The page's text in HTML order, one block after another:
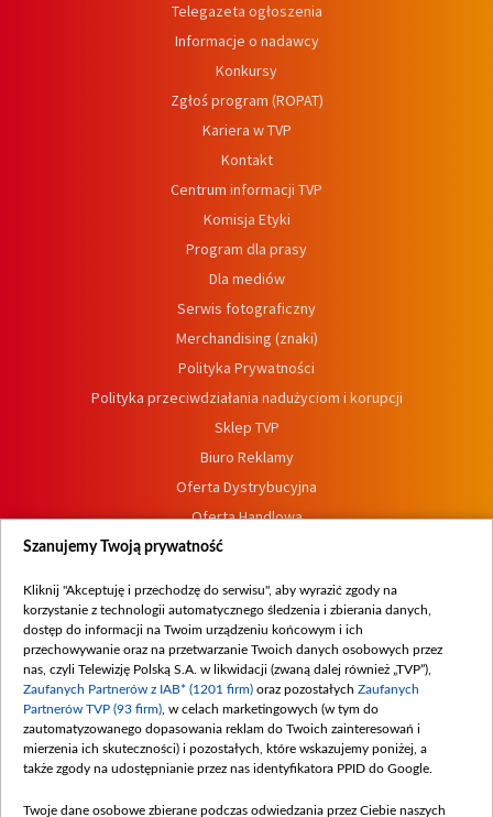
Telegazeta ogłoszenia
Informacje o nadawcy
Konkursy
Zgłoś program (ROPAT)
Kariera w TVP
Kontakt
Centrum informacji TVP
Komisja Etyki
Program dla prasy
Dla mediów
Serwis fotograficzny
Merchandising (znaki)
Polityka Prywatności
Polityka przeciwdziałania nadużyciom i korupcji
Sklep TVP
Biuro Reklamy
Oferta Dystrybucyjna
Oferta Handlowa
Dostępność
Procedura zgłoszeń wewnętrznych
Szanujemy Twoją prywatność
Kliknij "Akceptuję i przechodzę do serwisu", aby wyrazić zgody na
korzystanie z technologii automatycznego śledzenia i zbierania danych,
dostęp do informacji na Twoim urządzeniu końcowym i ich
przechowywanie oraz na przetwarzanie Twoich danych osobowych przez
nas, czyli Telewizję Polską S.A. w likwidacji (zwaną dalej również „TVP”),
Zaufanych Partnerów z IAB* (1201 firm) oraz pozostałych Zaufanych
Partnerów TVP (93 firm) , w celach marketingowych (w tym do
zautomatyzowanego dopasowania reklam do Twoich zainteresowań i
mierzenia ich skuteczności) i pozostałych, które wskazujemy poniżej, a
także zgody na udostępnianie przez nas identyfikatora PPID do Google.
Twoje dane osobowe zbierane podczas odwiedzania przez Ciebie naszych